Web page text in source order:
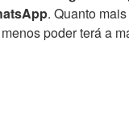
. Quanto
poder terá a